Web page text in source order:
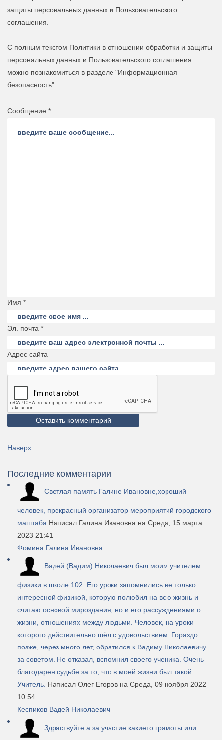
защиты персональных данных и Пользовательского
соглашения.
С полным текстом Политики в отношении обработки и защиты
персональных данных и Пользовательского соглашения
можно познакомиться в разделе "Информационная
безопасность".
Сообщение *
Имя *
Эл. почта *
Адрес сайта
Наверх
Последние комментарии
Светлая память Галине Ивановне,хороший
человек, прекрасный организатор мероприятий городского
маштаба Написал Галина Ивановна на Среда, 15 марта
2023 21:41
Фомина Галина Ивановна
Вадей (Вадим) Николаевич был моим учителем
физики в школе 102. Его уроки запомнились не только
интересной физикой, которую полюбил на всю жизнь и
считаю основой мироздания, но и его рассуждениями о
жизни, отношениях между людьми. Человек, на уроки
которого действительно шёл с удовольствием. Гораздо
позже, через много лет, обратился к Вадиму Николаевичу
за советом. Не отказал, вспомнил своего ученика. Очень
благодарен судьбе за то, что в моей жизни был такой
Учитель. Написал Олег Егоров на Среда, 09 ноября 2022
10:54
Кеспиков Вадей Николаевич
Здраствуйте а за участие какието грамоты или